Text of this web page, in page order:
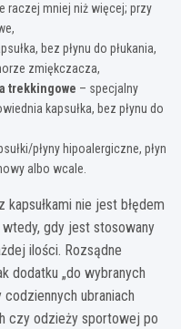
raczej mniej niż więcej; przy
bez płynu do płukania,
zmiękczacza,
trekkingowe – specjalny
kapsułka, bez płynu do
płyny hipoalergiczne, płyn
albo wcale.
kapsułkami nie jest błędem
gdy jest stosowany
ilości. Rozsądne
dodatku „do wybranych
ubraniach
czy odzieży sportowej po